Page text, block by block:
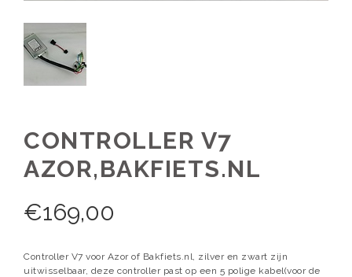
CONTROLLER V7
AZOR,BAKFIETS.NL
€169,00
Controller V7 voor Azor of Bakfiets.nl, zilver en zwart zijn
uitwisselbaar, deze controller past op een 5 polige kabel(voor de